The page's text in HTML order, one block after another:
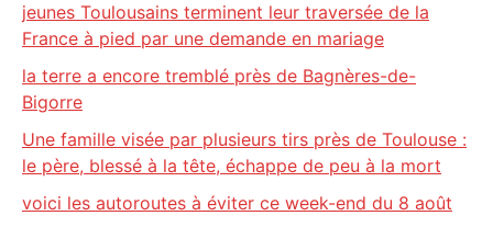
jeunes Toulousains terminent leur traversée de la
France à pied par une demande en mariage
la terre a encore tremblé près de Bagnères-de-
Bigorre
Une famille visée par plusieurs tirs près de Toulouse :
le père, blessé à la tête, échappe de peu à la mort
voici les autoroutes à éviter ce week-end du 8 août